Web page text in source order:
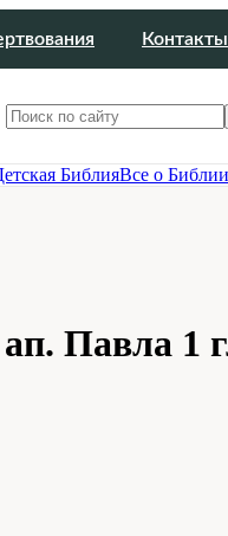
Контакты
БиблияВсе о Библии
Павла 1